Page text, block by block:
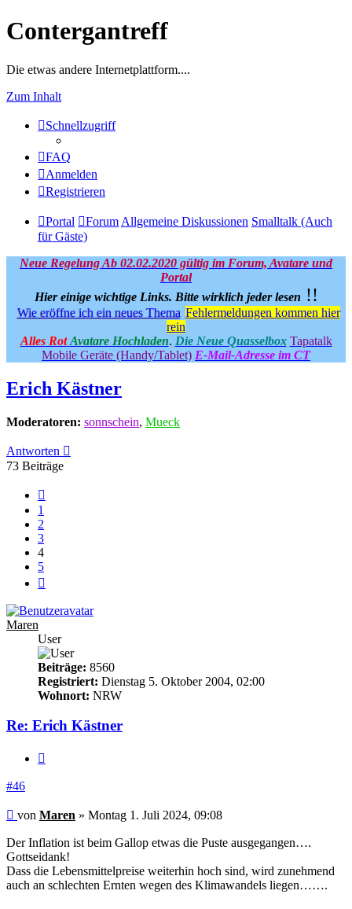
Contergantreff
Die etwas andere Internetplattform....
Zum Inhalt
Schnellzugriff
FAQ
Anmelden
Registrieren
Portal Forum Allgemeine Diskussionen Smalltalk (Auch
für Gäste)
Neue Regelung Ab 02.02.2020 gültig im Forum, Avatare und
Portal
Hier einige wichtige Links. Bitte wirklich jeder lesen !!
Wie eröffne ich ein neues Thema Fehlermeldungen kommen hier
rein
Alles Rot Avatare Hochladen. Die Neue Quasselbox Tapatalk
Mobile Geräte (Handy/Tablet) E-Mail-Adresse im CT
Erich Kästner
Moderatoren: sonnschein, Mueck
Antworten
73 Beiträge
1
2
3
4
5
Maren
User
Beiträge: 8560
Registriert: Dienstag 5. Oktober 2004, 02:00
Wohnort: NRW
Re: Erich Kästner
#46
Beitrag
von Maren » Montag 1. Juli 2024, 09:08
Der Inflation ist beim Gallop etwas die Puste ausgegangen….
Gottseidank!
Dass die Lebensmittelpreise weiterhin hoch sind, wird zunehmend
auch an schlechten Ernten wegen des Klimawandels liegen…….